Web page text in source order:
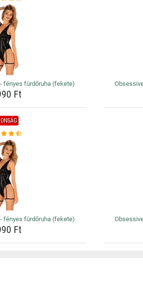
fényes fürdőruha (fekete)
Ft
fényes fürdőruha (fekete)
Ft